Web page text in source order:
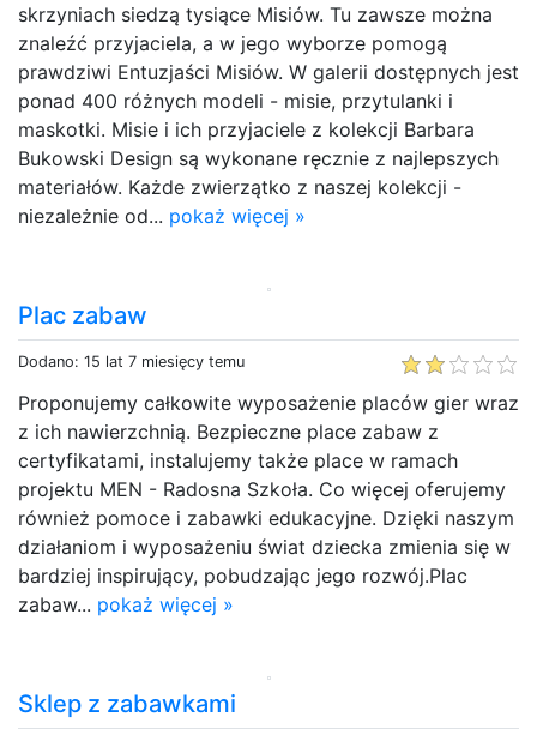
skrzyniach siedzą tysiące Misiów. Tu zawsze można
znaleźć przyjaciela, a w jego wyborze pomogą
prawdziwi Entuzjaści Misiów. W galerii dostępnych jest
ponad 400 różnych modeli - misie, przytulanki i
maskotki. Misie i ich przyjaciele z kolekcji Barbara
Bukowski Design są wykonane ręcznie z najlepszych
materiałów. Każde zwierzątko z naszej kolekcji -
niezależnie od... pokaż więcej »
Plac zabaw
Dodano: 15 lat 7 miesięcy temu
Proponujemy całkowite wyposażenie placów gier wraz
z ich nawierzchnią. Bezpieczne place zabaw z
certyfikatami, instalujemy także place w ramach
projektu MEN - Radosna Szkoła. Co więcej oferujemy
również pomoce i zabawki edukacyjne. Dzięki naszym
działaniom i wyposażeniu świat dziecka zmienia się w
bardziej inspirujący, pobudzając jego rozwój.Plac
zabaw... pokaż więcej »
Sklep z zabawkami